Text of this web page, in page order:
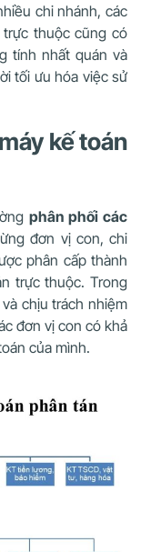
chi nhánh, các
thuộc cũng có
tính nhất quán và
tối ưu hóa việc sử
kế toán
phân phối các
đơn vị con, chi
phân cấp thành
trực thuộc. Trong
chịu trách nhiệm
đơn vị con có khả
của mình.